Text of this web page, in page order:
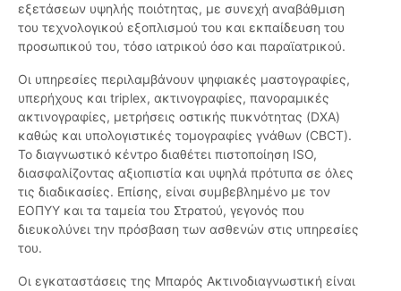
εξετάσεων υψηλής ποιότητας, με συνεχή αναβάθμιση
του τεχνολογικού εξοπλισμού του και εκπαίδευση του
προσωπικού του, τόσο ιατρικού όσο και παραϊατρικού.
Οι υπηρεσίες περιλαμβάνουν ψηφιακές μαστογραφίες,
υπερήχους και triplex, ακτινογραφίες, πανοραμικές
ακτινογραφίες, μετρήσεις οστικής πυκνότητας (DXA)
καθώς και υπολογιστικές τομογραφίες γνάθων (CBCT).
Το διαγνωστικό κέντρο διαθέτει πιστοποίηση ISO,
διασφαλίζοντας αξιοπιστία και υψηλά πρότυπα σε όλες
τις διαδικασίες. Επίσης, είναι συμβεβλημένο με τον
ΕΟΠΥΥ και τα ταμεία του Στρατού, γεγονός που
διευκολύνει την πρόσβαση των ασθενών στις υπηρεσίες
του.
Οι εγκαταστάσεις της Μπαρός Ακτινοδιαγνωστική είναι